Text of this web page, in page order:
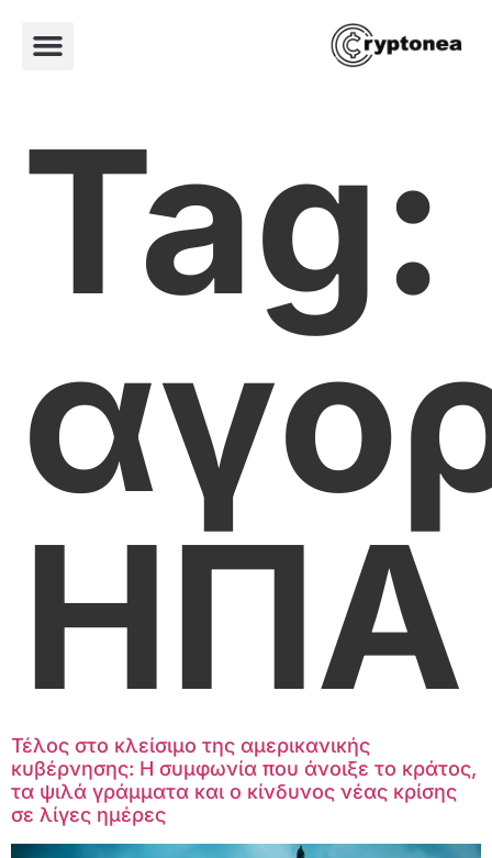
Tag:
ΗΠΑ
Τέλος στο κλείσιμο της αμερικανικής
κυβέρνησης: Η συμφωνία που άνοιξε το κράτος,
τα ψιλά γράμματα και ο κίνδυνος νέας κρίσης
σε λίγες ημέρες